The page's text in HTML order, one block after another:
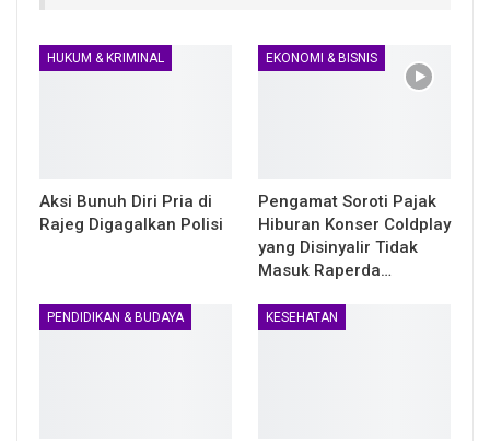
HUKUM & KRIMINAL
Aksi Bunuh Diri Pria di
Rajeg Digagalkan Polisi
EKONOMI & BISNIS
Pengamat Soroti Pajak
Hiburan Konser Coldplay
yang Disinyalir Tidak
Masuk Raperda…
PENDIDIKAN & BUDAYA KESEHATAN